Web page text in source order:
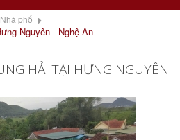
phố
Nguyên - Nghệ An
HẢI TẠI HƯNG NGUYÊN